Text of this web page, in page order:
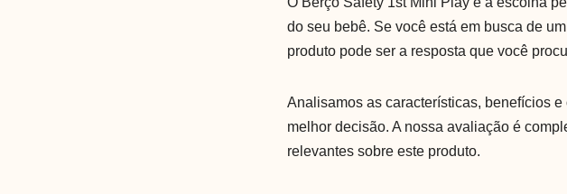
do seu bebê. Se você está em busca de
produto pode ser a resposta que você
Analisamos as características, benefícios
melhor decisão. A nossa avaliação é
relevantes sobre este produto.